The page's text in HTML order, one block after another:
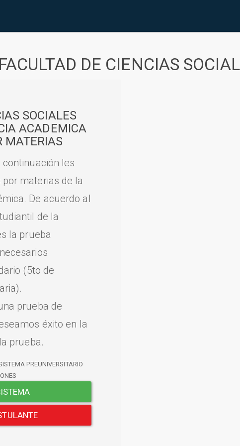
FACULTAD DE CIENCIAS
SOCIALES
ACADEMICA
MATERIAS
les
materias de la
De acuerdo al
de la
la prueba
(5to de
prueba de
éxito en la
prueba.
PREUNIVERSITARIO